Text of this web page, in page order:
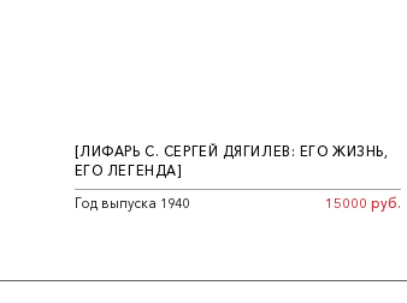
[ЛИФАРЬ С. СЕРГЕЙ ДЯГИЛЕВ: ЕГО ЖИЗНЬ,
ЕГО ЛЕГЕНДА]
Год выпуска 1940
15000 руб.